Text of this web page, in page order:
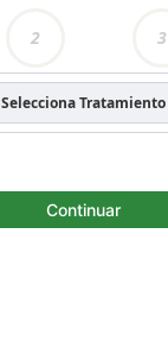
2 3
Selecciona Tratamiento
Continuar